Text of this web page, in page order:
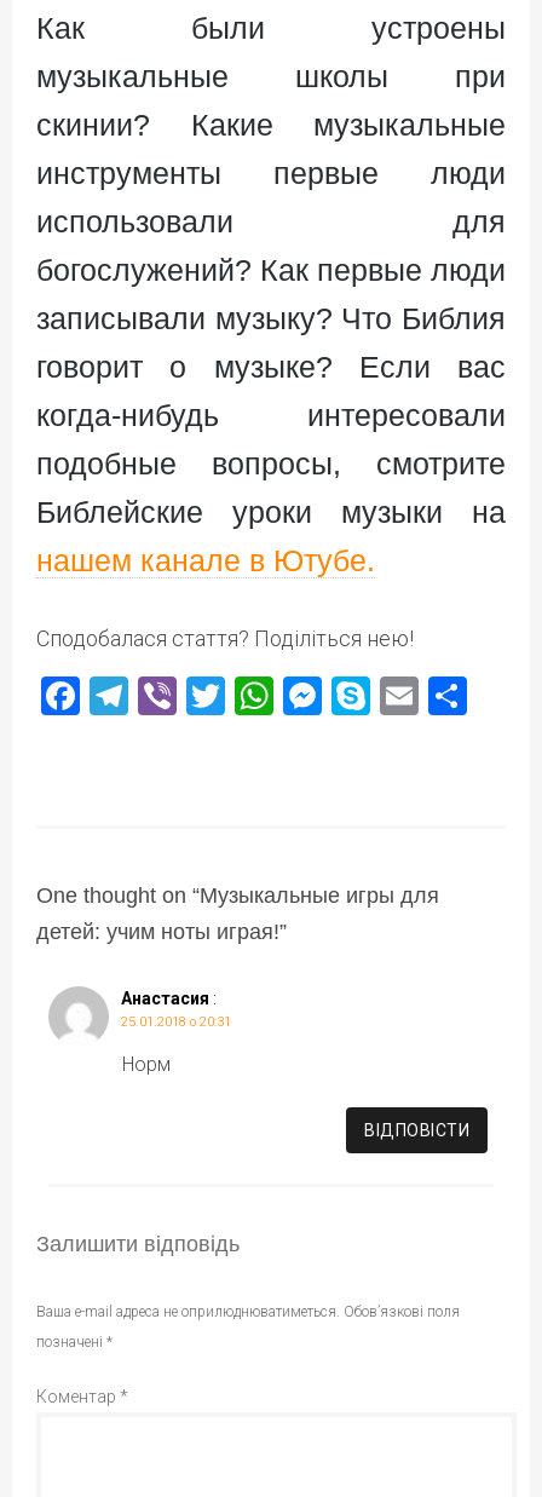
Как были устроены
музыкальные школы при
скинии? Какие музыкальные
инструменты первые люди
использовали для
богослужений? Как первые люди
записывали музыку? Что Библия
говорит о музыке? Если вас
когда-нибудь интересовали
подобные вопросы, смотрите
Библейские уроки музыки на
нашем канале в Ютубе.
Сподобалася стаття? Поділіться нею!
Facebook
Telegram
ViberTwitter
WhatsApp
Messenger
Skype
Email
One thought on “Музыкальные игры для
детей: учим ноты играя!”
Анастасия :
25.01.2018 о 20:31
Норм
ВІДПОВІCТИ
Залишити відповідь
Ваша e-mail адреса не оприлюднюватиметься. Обов’язкові поля
позначені *
Коментар *